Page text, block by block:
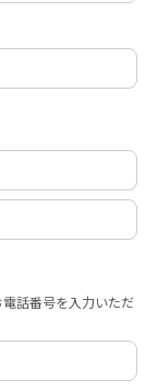
話番号を入力いただ